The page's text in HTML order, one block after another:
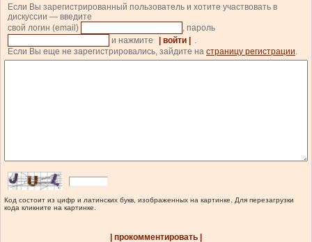
Если Вы зарегистрированный пользователь и хотите участвовать в
дискуссии — введите
свой логин (email)
, пароль
и нажмите
| войти |
.
Если Вы еще не зарегистрировались, зайдите на страницу регистрации.
Код состоит из цифр и латинских букв, изображенных на картинке. Для перезагрузки
кода кликните на картинке.
| прокомментировать |